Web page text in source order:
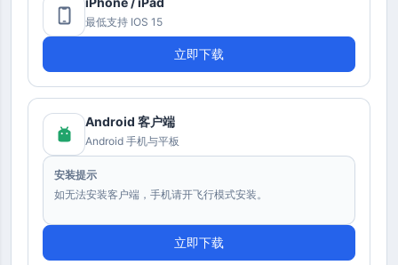
最低支持 IOS 15
立即下载
Android 客户端
Android 手机与平板
安装提示
如无法安装客户端，手机请开飞行模式安装。
立即下载